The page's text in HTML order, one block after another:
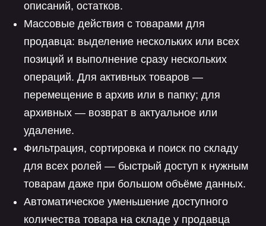
описаний, остатков.
Массовые действия с товарами для
продавца: выделение нескольких или всех
позиций и выполнение сразу нескольких
операций. Для активных товаров —
перемещение в архив или в папку; для
архивных — возврат в актуальное или
удаление.
Фильтрация, сортировка и поиск по складу
для всех ролей — быстрый доступ к нужным
товарам даже при большом объёме данных.
Автоматическое уменьшение доступного
количества товара на складе у продавца